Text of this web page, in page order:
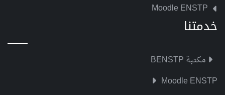
Moodle ENSTP
خدمتنا
مكتبة BENSTP
Moodle ENSTP